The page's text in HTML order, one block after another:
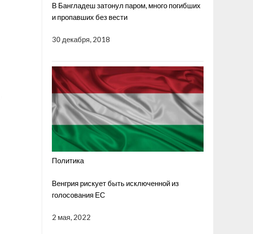
В Бангладеш затонул паром, много погибших
и пропавших без вести
30 декабря, 2018
Политика
Венгрия рискует быть исключенной из
голосования ЕС
2 мая, 2022